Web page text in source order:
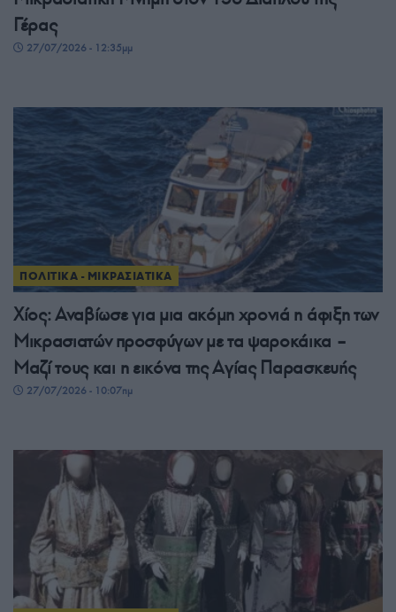
Γέρας
27/07/2026 - 12:35μμ
ΠΟΛΙΤΙΚΑ - ΜΙΚΡΑΣΙΑΤΙΚΑ
Χίος: Αναβίωσε για μια ακόμη χρονιά η άφιξη των
Μικρασιατών προσφύγων με τα ψαροκάικα –
Μαζί τους και η εικόνα της Αγίας Παρασκευής
27/07/2026 - 10:07πμ